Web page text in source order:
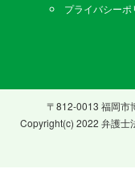
プライバシーポ
〒812-0013 福岡市
Copyright(c) 2022 弁護士